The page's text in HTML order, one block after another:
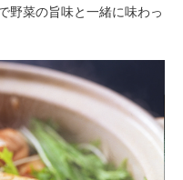
野菜の旨味と一緒に味わっ